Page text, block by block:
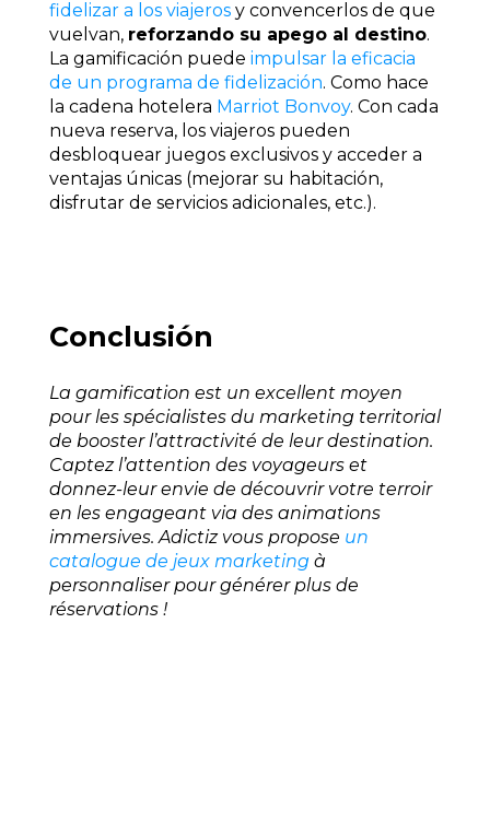
fidelizar a los viajerosy convencerlos de que
vuelvan, reforzando su apego al destino.
La gamificación puede impulsar la eficacia
de un programa de fidelización. Como hace
la cadena hotelera Marriot Bonvoy. Con cada
nueva reserva, los viajeros pueden
desbloquear juegos exclusivos y acceder a
ventajas únicas (mejorar su habitación,
disfrutar de servicios adicionales, etc.).
Conclusión
La gamification est un excellent moyen
pour les spécialistes du marketing territorial
de booster l’attractivité de leur destination.
Captez l’attention des voyageurs et
donnez-leur envie de découvrir votre terroir
en les engageant via des animations
immersives. Adictiz vous propose un
catalogue de jeux marketingà
personnaliser pour générer plus de
réservations !